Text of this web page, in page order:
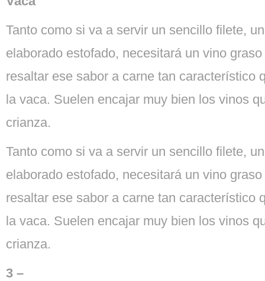
Tanto como si va a servir un sencillo filete,
elaborado estofado, necesitará un vino
resaltar ese sabor a carne tan característico
la vaca. Suelen encajar muy bien los vinos
crianza.
Tanto como si va a servir un sencillo filete,
elaborado estofado, necesitará un vino
resaltar ese sabor a carne tan característico
la vaca. Suelen encajar muy bien los vinos
crianza.
3 –